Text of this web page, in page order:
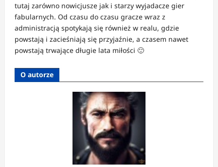
tutaj zarówno nowicjusze jak i starzy wyjadacze gier
fabularnych. Od czasu do czasu gracze wraz z
administracją spotykają się również w realu, gdzie
powstają i zacieśniają się przyjaźnie, a czasem nawet
powstają trwające długie lata miłości 🙂
O autorze